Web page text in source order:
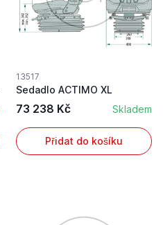
13517
Sedadlo ACTIMO XL
73 238 Kč Skladem
Přidat do košíku